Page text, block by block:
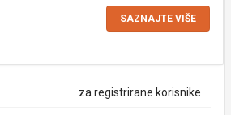
SAZNAJTE VIŠE
za registrirane korisnike